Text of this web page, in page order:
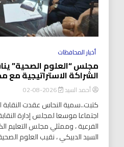
أخبار المحافظات
مجلس “العلوم الصحية”
الشراكة الاستراتيجية مع
أحمد السيد 2026-08-02
كتبت..سمية النحاس عقدت النقابة
اجتماعا موسعا لمجلس إدارة
الفرعية ، وممثلي مجلس التعليم
السيد الدبيكي ، نقيب العلوم